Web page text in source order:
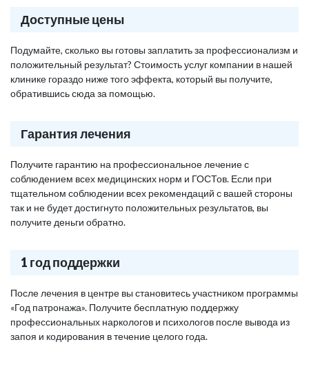
Доступные цены
Подумайте, сколько вы готовы заплатить за профессионализм и
положительный результат? Стоимость услуг компании в нашей
клинике гораздо ниже того эффекта, который вы получите,
обратившись сюда за помощью.
Гарантия лечения
Получите гарантию на профессиональное лечение с
соблюдением всех медицинских норм и ГОСТов. Если при
тщательном соблюдении всех рекомендаций с вашей стороны
так и не будет достигнуто положительных результатов, вы
получите деньги обратно.
1 год поддержки
После лечения в центре вы становитесь участником программы
«Год патронажа». Получите бесплатную поддержку
профессиональных наркологов и психологов после вывода из
запоя и кодирования в течение целого года.